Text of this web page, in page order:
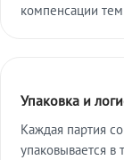
компенсации
Упаковка и
Каждая партия
упаковывается в